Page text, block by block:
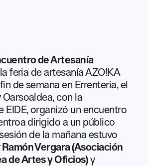
de Artesanía
feria de artesanía AZO!KA
de semana en Errenteria, el
con la
EIDE, organizó un encuentro
dirigido a un público
de la mañana estuvo
Ramón Vergara (Asociación
de Artes y Oficios)y